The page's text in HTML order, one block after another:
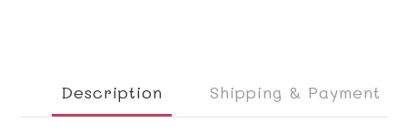
Description Shipping & Payment